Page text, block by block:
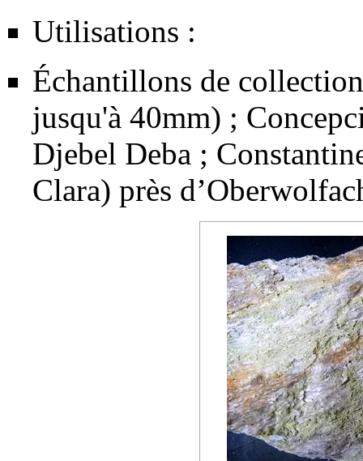
Utilisations :
Échantillons de
jusqu'à 40mm) ;
Djebel Deba ;
Clara) près